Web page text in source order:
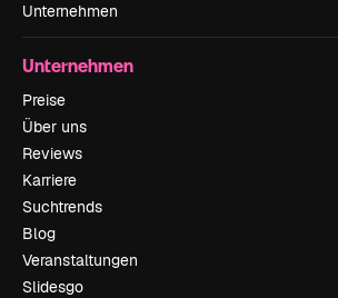
Unternehmen
Unternehmen
Preise
Über uns
Reviews
Karriere
Suchtrends
Blog
Veranstaltungen
Slidesgo